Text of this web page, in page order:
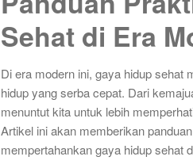
Sehat di Era
Di era modern ini, gaya hidup sehat
hidup yang serba cepat. Dari
menuntut kita untuk lebih
Artikel ini akan memberikan
mempertahankan gaya hidup sehat